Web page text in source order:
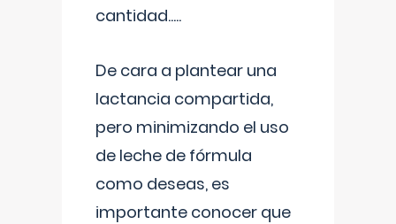
cantidad.....
De cara a plantear una
lactancia compartida,
pero minimizando el uso
de leche de fórmula
como deseas, es
importante conocer que